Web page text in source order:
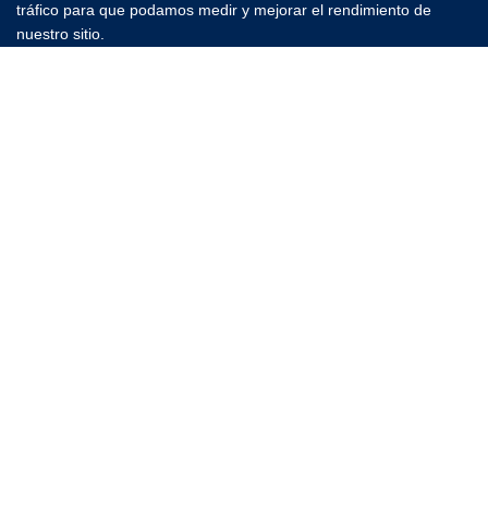
tráfico para que podamos medir y mejorar el rendimiento de
nuestro sitio.